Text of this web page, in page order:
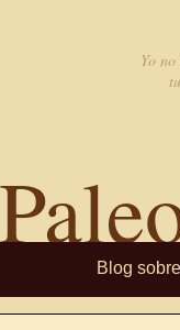
Yo
Blog